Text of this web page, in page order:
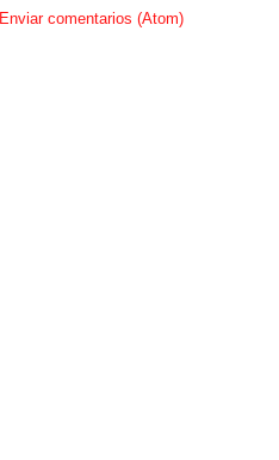
Enviar comentarios (Atom)